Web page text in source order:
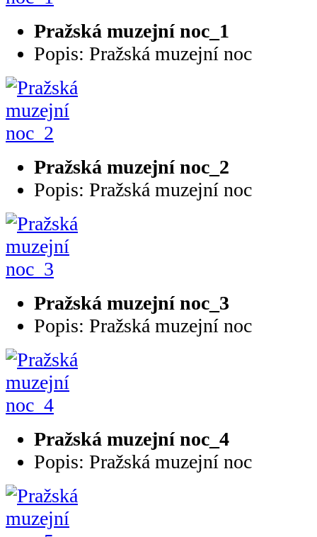
Pražská muzejní noc_1
Popis: Pražská muzejní noc
Pražská muzejní noc_2
Popis: Pražská muzejní noc
Pražská muzejní noc_3
Popis: Pražská muzejní noc
Pražská muzejní noc_4
Popis: Pražská muzejní noc